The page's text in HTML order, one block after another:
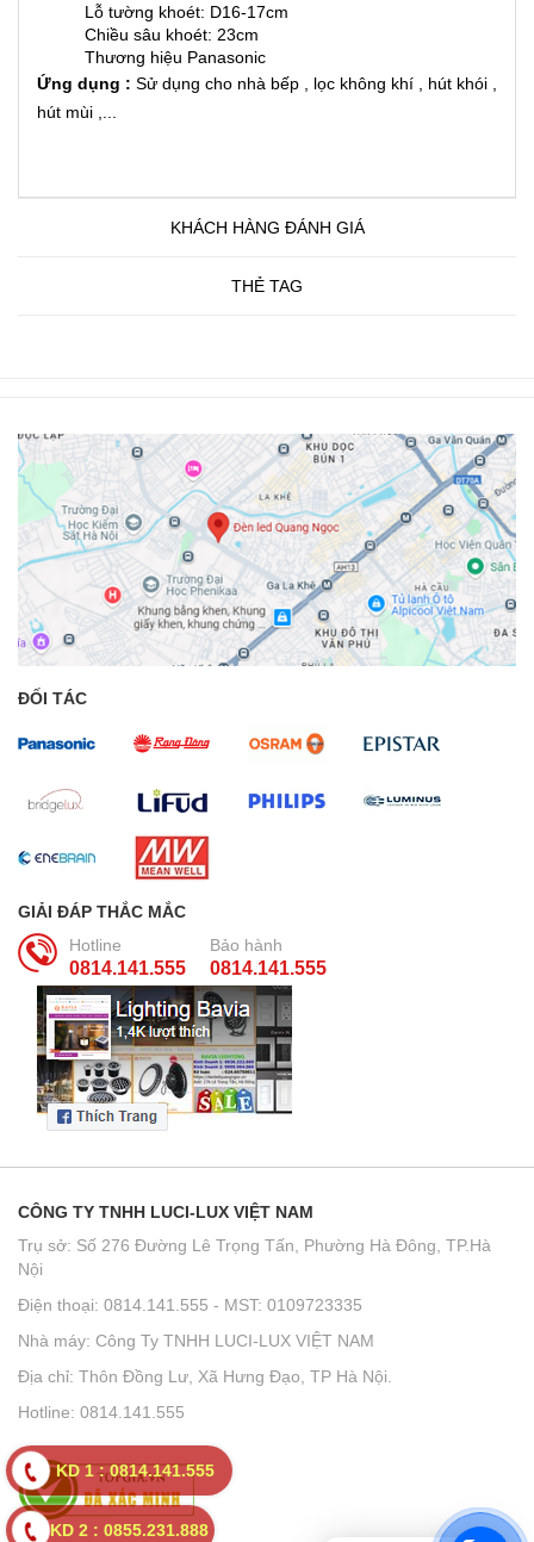
Lỗ tường khoét: D16-17cm
Chiều sâu khoét: 23cm
Thương hiệu Panasonic
Ứng dụng : Sử dụng cho nhà bếp , lọc không khí , hút khói ,
hút mùi ,...
KHÁCH HÀNG ĐÁNH GIÁ
THẺ TAG
ĐỐI TÁC
GIẢI ĐÁP THẮC MẮC
Hotline
0814.141.555
Bảo hành
0814.141.555
CÔNG TY TNHH LUCI-LUX VIỆT NAM
Trụ sở: Số 276 Đường Lê Trọng Tấn, Phường Hà Đông, TP.Hà
Nội
Điện thoại: 0814.141.555 - MST: 0109723335
Nhà máy: Công Ty TNHH LUCI-LUX VIỆT NAM
Địa chỉ: Thôn Đồng Lư, Xã Hưng Đạo, TP Hà Nội.
Hotline: 0814.141.555
KD 2 : 0855.231.888
KD 1 : 0814.141.555